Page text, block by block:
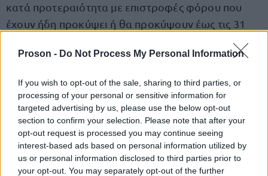
Proson - Do Not Process My Personal Information
If you wish to opt-out of the sale, sharing to third parties, or
processing of your personal or sensitive information for
targeted advertising by us, please use the below opt-out
section to confirm your selection. Please note that after your
opt-out request is processed you may continue seeing
interest-based ads based on personal information utilized by
us or personal information disclosed to third parties prior to
your opt-out. You may separately opt-out of the further
κατά προτεραιότητα με επιστροφές φόρου που
έχουν ήδη προκύψει ή θα προκύψουν έως τις 31
φορολογούμενος εξακολουθεί να δικαιούται:
έκπτωση 4%,
3%,